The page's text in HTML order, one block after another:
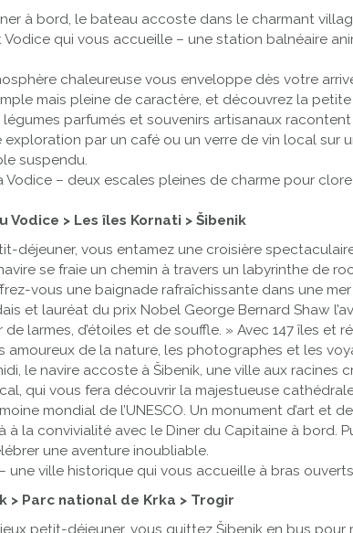
à bord, le bateau accoste dans le charmant
Vodice qui vous accueille – une station balnéaire
chaleureuse vous enveloppe dès votre
mais pleine de caractère, et découvrez la
légumes parfumés et souvenirs artisanaux
exploration par un café ou un verre de vin local sur
suspendu.
Vodice – deux escales pleines de charme pour
Vodice > Les îles Kornati > Šibenik
déjeuner, vous entamez une croisière
se fraie un chemin à travers un labyrinthe de
vous une baignade rafraîchissante dans une
et lauréat du prix Nobel George Bernard Shaw
de larmes, d’étoiles et de souffle. » Avec 147 îles
amoureux de la nature, les photographes et les
le navire accoste à Šibenik, une ville aux
qui vous fera découvrir la majestueuse
mondial de l’UNESCO. Un monument d’art et
à la convivialité avec le Diner du Capitaine à bord.
une aventure inoubliable.
une ville historique qui vous accueille à bras
> Parc national de Krka > Trogir
petit-déjeuner, vous quittez Šibenik en bus pour